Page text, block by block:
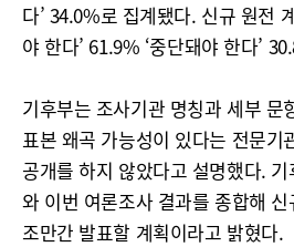
다’ 34.0%로 집계됐다. 신규 원전
야 한다’ 61.9% ‘중단돼야 한다’
기후부는 조사기관 명칭과 세부 문
표본 왜곡 가능성이 있다는 전문기
공개를 하지 않았다고 설명했다.
와 이번 여론조사 결과를 종합해
조만간 발표할 계획이라고 밝혔다.